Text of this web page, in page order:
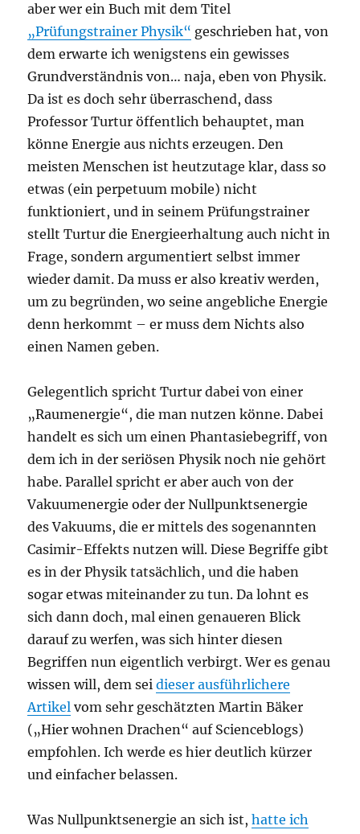
aber wer ein Buch mit dem Titel
„Prüfungstrainer Physik“ geschrieben hat, von
dem erwarte ich wenigstens ein gewisses
Grundverständnis von… naja, eben von Physik.
Da ist es doch sehr überraschend, dass
Professor Turtur öffentlich behauptet, man
könne Energie aus nichts erzeugen. Den
meisten Menschen ist heutzutage klar, dass so
etwas (ein perpetuum mobile) nicht
funktioniert, und in seinem Prüfungstrainer
stellt Turtur die Energieerhaltung auch nicht in
Frage, sondern argumentiert selbst immer
wieder damit. Da muss er also kreativ werden,
um zu begründen, wo seine angebliche Energie
denn herkommt – er muss dem Nichts also
einen Namen geben.
Gelegentlich spricht Turtur dabei von einer
„Raumenergie“, die man nutzen könne. Dabei
handelt es sich um einen Phantasiebegriff, von
dem ich in der seriösen Physik noch nie gehört
habe. Parallel spricht er aber auch von der
Vakuumenergie oder der Nullpunktsenergie
des Vakuums, die er mittels des sogenannten
Casimir-Effekts nutzen will. Diese Begriffe gibt
es in der Physik tatsächlich, und die haben
sogar etwas miteinander zu tun. Da lohnt es
sich dann doch, mal einen genaueren Blick
darauf zu werfen, was sich hinter diesen
Begriffen nun eigentlich verbirgt. Wer es genau
wissen will, dem seidieser ausführlichere
Artikel vom sehr geschätzten Martin Bäker
(„Hier wohnen Drachen“ auf Scienceblogs)
empfohlen. Ich werde es hier deutlich kürzer
und einfacher belassen.
Was Nullpunktsenergie an sich ist,hatte ich